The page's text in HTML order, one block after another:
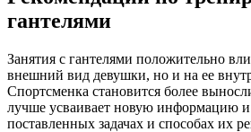
гантелями
Занятия с гантелями положительно
внешний вид девушки, но и на ее
Спортсменка становится более
лучше усваивает новую информацию и
поставленных задачах и способах их